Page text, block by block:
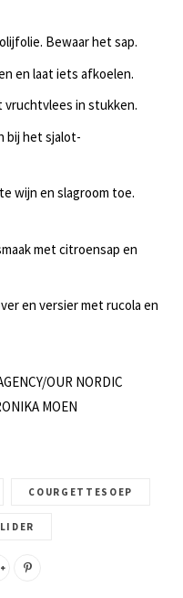
Bewaar het sap.
en laat iets afkoelen.
vruchtvlees in stukken.
bij het sjalot-
wijn en slagroom toe.
met citroensap en
en versier met rucola en
OUR NORDIC
MOEN
COURGETTESOEP